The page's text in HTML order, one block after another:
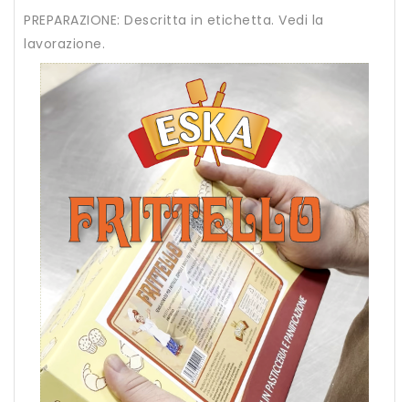
PREPARAZIONE: Descritta in etichetta. Vedi la
lavorazione.